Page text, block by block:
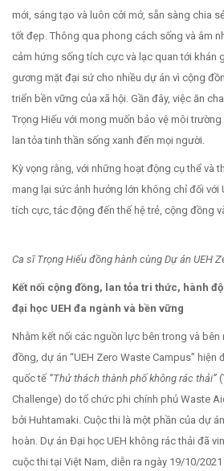
mới, sáng tạo và luôn cởi mở, sẵn sàng chia
tốt đẹp. Thông qua phong cách sống và âm
cảm hứng sống tích cực và lạc quan tới khán
gương mặt đại sứ cho nhiều dự án vì cộng
triển bền vững của xã hội. Gần đây, việc ăn
Trọng Hiếu với mong muốn bảo vệ môi
lan tỏa tinh thần sống xanh đến mọi người.
Kỳ vọng rằng, với những hoạt động cụ thể và
mang lại sức ảnh hưởng lớn không chỉ đối với
tích cực, tác động đến thế hệ trẻ, cộng đồng
Ca sĩ Trọng Hiếu đồng hành cùng Dự án UEH
Kết nối cộng đồng, lan tỏa tri thức, hành
đại học UEH đa ngành và bền vững
Nhằm kết nối các nguồn lực bên trong và bên
đồng, dự án “UEH Zero Waste Campus” hiện
quốc tế “Thử thách thành phố không rác thải”
Challenge) do tổ chức phi chính phủ Waste
bởi Huhtamaki. Cuộc thi là một phần của dự
hoàn. Dự án Đại học UEH không rác thải đã
cuộc thi tại Việt Nam, diễn ra ngày 19/10/2021